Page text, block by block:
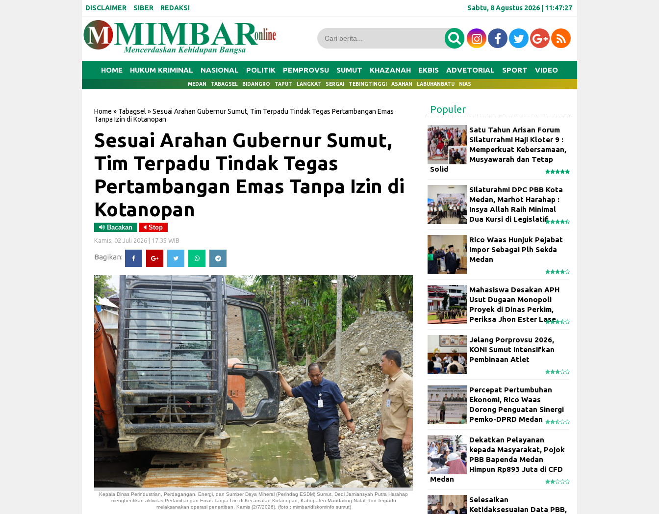
DISCLAIMER SIBER REDAKSI Sabtu, 8 Agustus 2026 | 11:47:28
HOME HUKUM KRIMINAL NASIONAL POLITIK PEMPROVSU SUMUT KHAZANAH EKBIS ADVETORIAL SPORT VIDEO
MEDAN TABAGSEL BIDANGRO TAPUT LANGKAT SERGAI TEBINGTINGGI ASAHAN LABUHANBATU NIAS
Home » Tabagsel »Sesuai Arahan Gubernur Sumut, Tim Terpadu Tindak Tegas Pertambangan Emas
Tanpa Izin di Kotanopan
Sesuai Arahan Gubernur Sumut,
Tim Terpadu Tindak Tegas
Pertambangan Emas Tanpa Izin di
Kotanopan
Bacakan Stop
Kamis, 02 Juli 2026 | 17.35 WIB
Bagikan:
Kepala Dinas Perindustrian, Perdagangan, Energi, dan Sumber Daya Mineral (Perindag ESDM) Sumut, Dedi Jamiansyah Putra Harahap
menghentikan aktivitas Pertambangan Emas Tanpa Izin di Kecamatan Kotanopan, Kabupaten Mandailing Natal, Tim Terpadu
melaksanakan operasi penertiban, Kamis (2/7/2026). (foto : mimbar/diskominfo sumut)
Populer
Satu Tahun Arisan Forum
Silaturrahmi Haji Kloter 9 :
Memperkuat Kebersamaan,
Musyawarah dan Tetap
Solid
Silaturahmi DPC PBB Kota
Medan, Marhot Harahap :
Insya Allah Raih Minimal
Dua Kursi di Legislatif
Rico Waas Hunjuk Pejabat
Impor Sebagai Plh Sekda
Medan
Mahasiswa Desakan APH
Usut Dugaan Monopoli
Proyek di Dinas Perkim,
Periksa Jhon Ester Lase
Jelang Porprovsu 2026,
KONI Sumut Intensifkan
Pembinaan Atlet
Percepat Pertumbuhan
Ekonomi, Rico Waas
Dorong Penguatan Sinergi
Pemko-DPRD Medan
Dekatkan Pelayanan
kepada Masyarakat, Pojok
PBB Bapenda Medan
Himpun Rp893 Juta di CFD
Medan
Selesaikan
Ketidaksesuaian Data PBB,